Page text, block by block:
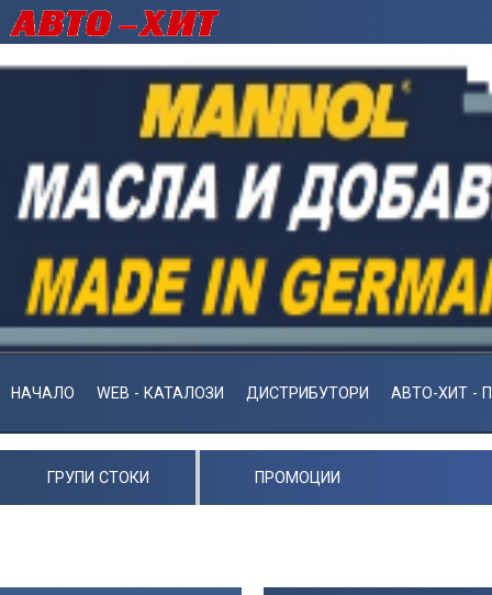
НАЧАЛО WEB - КАТАЛОЗИ ДИСТРИБУТОРИ АВТО-ХИТ -
ГРУПИ СТОКИ ПРОМОЦИИ